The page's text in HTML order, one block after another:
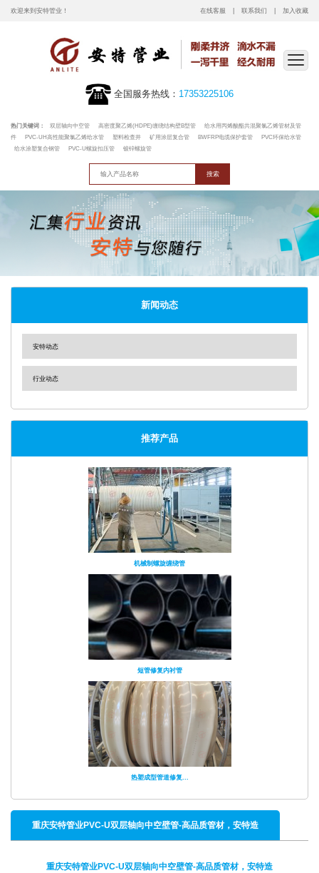
欢迎来到安特管业！ 在线客服 联系我们 加入收藏
全国服务热线： 17353225106
热门关键词： 双层轴向中空管 高密度聚乙烯(HDPE)缠绕结构壁B型管
给水用丙烯酸酯共混聚氯乙烯管材及管
件
PVC-UH高性能聚氯乙烯给水管 塑料检查井 矿用涂层复合管 BWFRP电缆保护套管
PVC环保给水管
给水涂塑复合钢管
PVC-U螺旋扣压管 镀锌螺旋管
新闻动态
安特动态
行业动态
推荐产品
机械制螺旋缠绕管
短管修复内衬管
热塑成型管道修复...
重庆安特管业PVC-U双层轴向中空壁管-高品质管材，安特造
重庆安特管业PVC-U双层轴向中空壁管-高品质管材，安特造